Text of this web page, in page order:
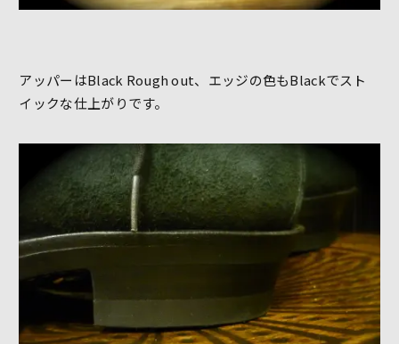
アッパーはBlack Rough out、エッジの色もBlackでスト
イックな仕上がりです。